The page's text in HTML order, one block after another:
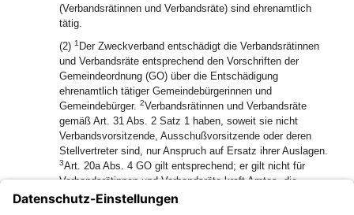
(Verbandsrätinnen und Verbandsräte) sind ehrenamtlich
tätig.
(2) 1 Der Zweckverband entschädigt die Verbandsrätinnen
und Verbandsräte entsprechend den Vorschriften der
Gemeindeordnung (GO) über die Entschädigung
ehrenamtlich tätiger Gemeindebürgerinnen und
Gemeindebürger. 2Verbandsrätinnen und Verbandsräte
gemäß Art. 31 Abs. 2 Satz 1 haben, soweit sie nicht
Verbandsvorsitzende, Ausschußvorsitzende oder deren
Stellvertreter sind, nur Anspruch auf Ersatz ihrer Auslagen.
3Art. 20a Abs. 4 GO gilt entsprechend; er gilt nicht für
Verbandsrätinnen und Verbandsräte kraft Amtes, die
kommunale Wahlbeamtinnen oder kommunale Wahlbeamte